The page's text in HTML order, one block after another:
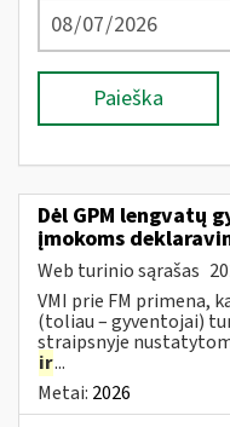
Paieška
Dėl GPM lengvatų
įmokoms
Web turinio sąrašas
VMI prie FM primena,
(toliau – gyventojai)
straipsnyje
ir...
Metai: 2026